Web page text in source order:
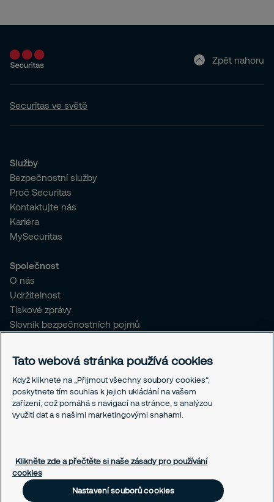
Zpět nahoru
Securitas ve světě
Služby
Bezpečnostní služby
Proč Securitas
Kontaktujte nás
Kariéra
MySecuritas
Společnost
O nás
Udržitelnost
Tiskové zprávy
Slovník bezpečnostních pojmů
Právní informace
Ochrana osobních údajů
Obchodní podmínky
Linka integrity
Tato webová stránka používá cookies
Když kliknete na „Přijmout všechny soubory cookies“,
poskytnete tím souhlas k jejich ukládání na vašem
zařízení, což pomáhá s navigací na stránce, s analýzou
využití dat a s našimi marketingovými snahami.
Klikněte zde a přečtěte si naše zásady pro používání
cookies
Nastavení souborů cookies